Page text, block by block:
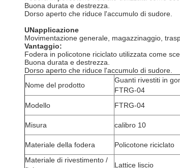
Buona durata e destrezza.
Dorso aperto che riduce l'accumulo di sudore.
UNapplicazione
Movimentazione generale, magazzinaggio,
Vantaggio:
Fodera in policotone riciclato utilizzata come
Buona durata e destrezza.
Dorso aperto che riduce l'accumulo di sudore.
Nome del prodotto
Guanti rivestiti in
FTRG-04
Modello
FTRG-04
Misura calibro 10
Materiale della fodera
Policotone riciclato
Materiale di rivestimento /
Lattice liscio